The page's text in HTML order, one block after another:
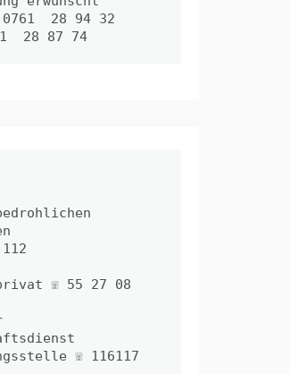
28 94 32
28 87 74
☏ 55 27 08
☏ 116117